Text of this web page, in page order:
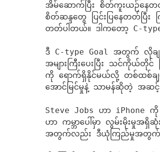
အိမ်ဆောက်ပြီး စိတ်ကူးယဉ်နေ
စိတ်ဆန္ဒတွေ ပြင်းပြနေတတ်ပ
တတ်ပါတယ်။ ဒါကတော့ C-
ဒီ C-type Goal အတွက် လိုချ
အများကြီးပေးပြီး သင်ကိုယ်
ကို ရောက်ရှိနိုင်မယ်လို့ တစ်ထစ်ခ
အောင်မြင်မှုနဲ့ သာမန်ဆိုတဲ့ အဆင့်
Steve Jobs ဟာ
ဟာ ကမ္ဘာပေါ်မှာ လွမ်းမိုးမှု
အတွက်လည်း ဒီယုံကြည်မှုအတွက် န